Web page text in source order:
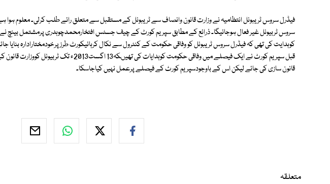
قبل سپریم کورٹ نے ایک فیصلے میں وفاقی حکومت کوہدایات کی
قانون سازی کی جائے لیکن اس کے باوجودسپریم کورٹ کے فیصلے پرعمل نہیں کیاجاسکا۔
متعلقہ